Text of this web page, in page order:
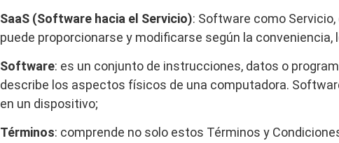
SaaS (Software hacia el Servicio): Software como
puede proporcionarse y modificarse según la conveniencia,
Software: es un conjunto de instrucciones, datos o
describe los aspectos físicos de una computadora.
en un dispositivo;
Términos: comprende no solo estos Términos y